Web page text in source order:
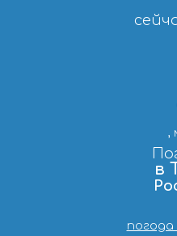
,
в
погода